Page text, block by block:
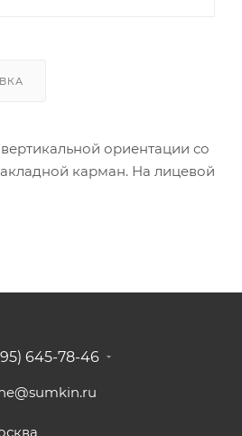
ориентации со
карман. На лицевой
645-78-46